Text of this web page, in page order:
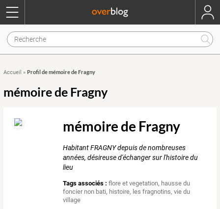
Accueil » Profil de mémoire de Fragny
mémoire de Fragny
mémoire de Fragny
Habitant FRAGNY depuis de nombreuses
années, désireuse d'échanger sur l'histoire du
lieu
Tags associés : flore et vegetation, hausse du
foncier non bati, histoire, les fragnotins,vie du
village